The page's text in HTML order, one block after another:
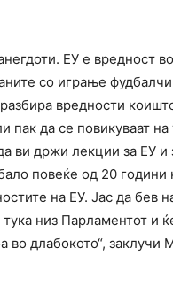
ЕУ е вредност
со играње
вредности
пак да се повикуваат
ви држи лекции за ЕУ и
повеќе од 20 години
на ЕУ. Јас да бев
низ Парламентот и
во длабокото“, заклучи